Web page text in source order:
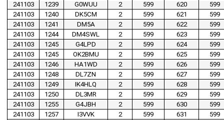
241103
1239 G0WUU 2 599 620
599
241103
1240 DK5CM 2 599 621
599
241103
1241 DM5A 2 599 622
599
241103
1244 DM4SWL 2 599 623
599
241103
1245 G4LPD 2 599 624
599
241103
1245 OK2BMU 2 599 625
599
241103
1246 HA1WD 2 599 626
599
241103
1248 DL7ZN 2 599 627
599
241103
1249 IK4HLQ 2 599 628
599
241103
1250 DL3MR 2 599 629
599
241103
1255 G4JBH 2 599 630
599
241103
1257 I3VVK 2 599 631
599